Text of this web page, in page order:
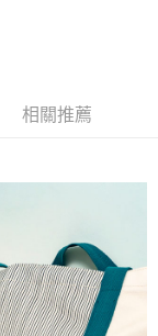
「AFTEE先享後付」
，可透過四大超商／
成。
要取消訂單，請聯絡
需透過AFTEE先享
相關推薦